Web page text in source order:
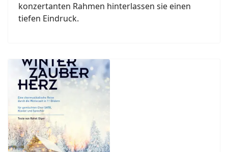
konzertanten Rahmen hinterlassen sie einen
tiefen Eindruck.